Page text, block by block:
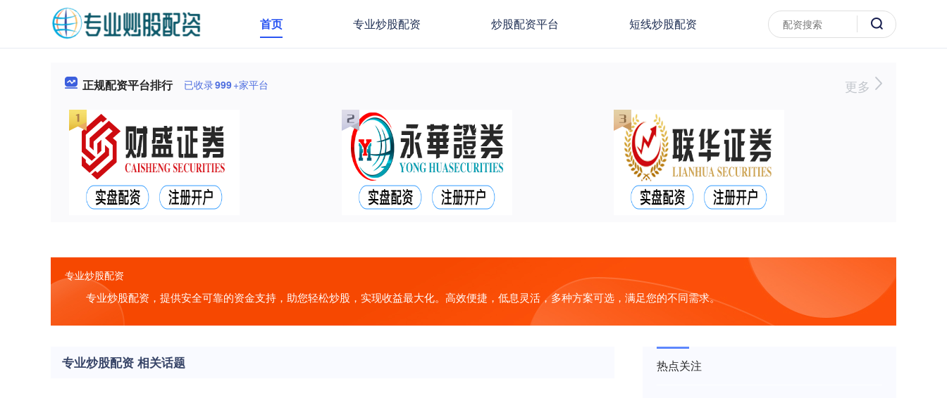
首页 专业炒股配资 炒股配资平台 短线炒股配资
正规配资平台排行 已收录999+家平台 更多
专业炒股配资
专业炒股配资，提供安全可靠的资金支持，助您轻松炒股，实现收益最大化。高效便捷，低息灵活，多种方案可选，满足您的不同需求。
专业炒股配资 相关话题 热点关注